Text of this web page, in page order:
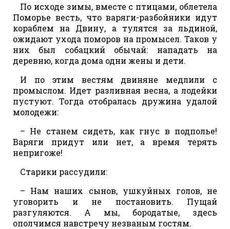
По исходе зимы, вместе с птицами, облетела
Поморье весть, что варяги-разбойники идут
кораблем на Двину, а тулятся за льдиной,
ожидают ухода поморов на промысел. Таков у
них был собацкий обычай: нападать на
деревню, когда дома одни жены и дети.
И по этим вестям двиняне медлили с
промыслом. Идет разливная весна, а лодейки
пустуют. Тогда отобралась дружина удалой
молодежи:
– Не станем сидеть, как гнус в подполье!
Варяги придут или нет, а время терять
непригоже!
Старики рассудили:
– Нам наших сынов, ушкуйных голов, не
уговорить и не постановить. Пущай
разгуляются. А мы, бородатые, здесь
ополчимся навстречу незваным гостям.